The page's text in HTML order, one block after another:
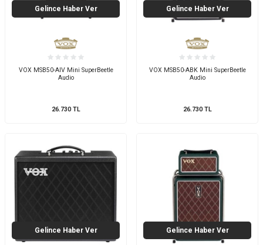
VOX MSB50-AIV Mini SuperBeetle
Audio
26.730TL
Gelince Haber Ver
VOX MSB50-ABK Mini SuperBeetle
Audio
26.730TL
Gelince Haber Ver
Gelince Haber Ver Gelince Haber Ver